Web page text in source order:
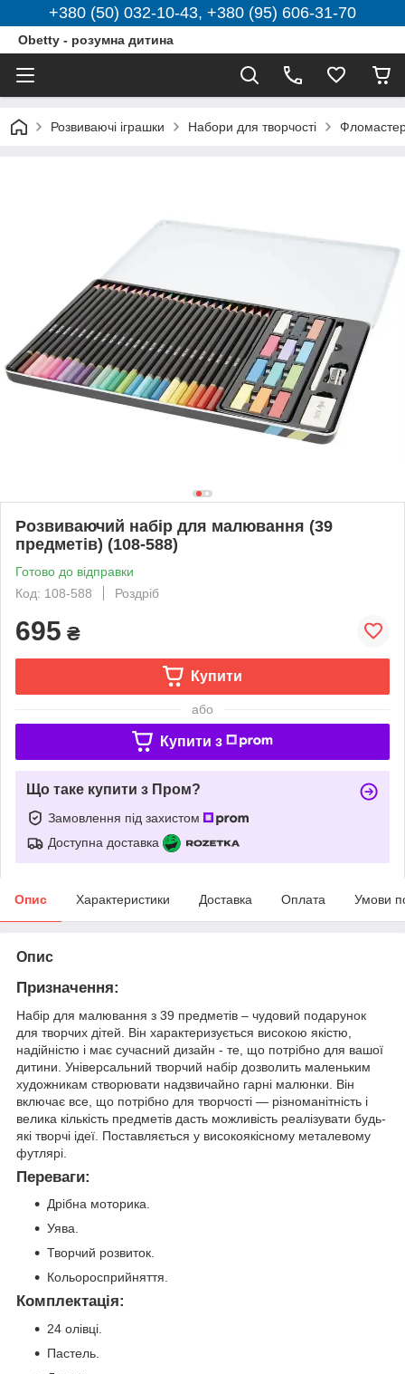
+380 (50) 032-10-43, +380 (95) 606-31-70
Obetty - розумна дитина
Розвиваючі іграшки Набори для творчості
Розвиваючий набір для малювання (39
предметів) (108-588)
Готово до відправки
Код: 108-588
Роздріб
695 ₴
Купити
або
Купити з
Що таке купити з Пром?
Замовлення під захистом
Доступна доставка
Опис Характеристики Доставка Оплата Умови
Опис
Призначення:
Набір для малювання з 39 предметів – чудовий подарунок
для творчих дітей. Він характеризується високою якістю,
надійністю і має сучасний дизайн - те, що потрібно для вашої
дитини. Універсальний творчий набір дозволить маленьким
художникам створювати надзвичайно гарні малюнки. Він
включає все, що потрібно для творчості — різноманітність і
велика кількість предметів дасть можливість реалізувати будь-
які творчі ідеї. Поставляється у високоякісному металевому
футлярі.
Переваги:
Дрібна моторика.
Уява.
Творчий розвиток.
Кольоросприйняття.
Комплектація:
24 олівці.
Пастель.